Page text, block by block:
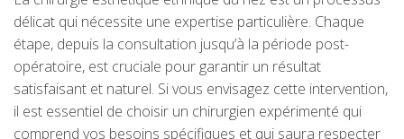
délicat qui nécessite une expertise particulière. Chaque
étape, depuis la consultation jusqu’à la période post-
opératoire, est cruciale pour garantir un résultat
satisfaisant et naturel. Si vous envisagez cette intervention,
il est essentiel de choisir un chirurgien expérimenté qui
comprend vos besoins spécifiques et qui saura respecter